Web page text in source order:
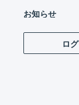
お知らせ
ロ
出荷伝
され
」
伝票
と出